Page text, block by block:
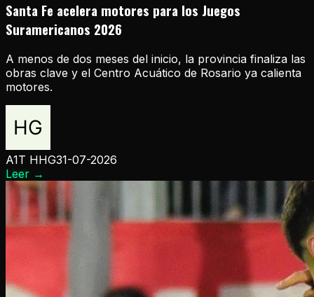
Santa Fe acelera motores para los Juegos
Suramericanos 2026
A menos de dos meses del inicio, la provincia finaliza las
obras clave y el Centro Acuático de Rosario ya calienta
motores.
A1T HHG31-07-2026
Leer →